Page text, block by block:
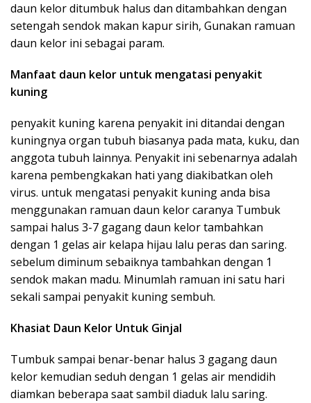
daun kelor ditumbuk halus dan ditambahkan dengan
setengah sendok makan kapur sirih, Gunakan ramuan
daun kelor ini sebagai param.
Manfaat daun kelor untuk mengatasi penyakit
kuning
penyakit kuning karena penyakit ini ditandai dengan
kuningnya organ tubuh biasanya pada mata, kuku, dan
anggota tubuh lainnya. Penyakit ini sebenarnya adalah
karena pembengkakan hati yang diakibatkan oleh
virus. untuk mengatasi penyakit kuning anda bisa
menggunakan ramuan daun kelor caranya Tumbuk
sampai halus 3-7 gagang daun kelor tambahkan
dengan 1 gelas air kelapa hijau lalu peras dan saring.
sebelum diminum sebaiknya tambahkan dengan 1
sendok makan madu. Minumlah ramuan ini satu hari
sekali sampai penyakit kuning sembuh.
Khasiat Daun Kelor Untuk Ginjal
Tumbuk sampai benar-benar halus 3 gagang daun
kelor kemudian seduh dengan 1 gelas air mendidih
diamkan beberapa saat sambil diaduk lalu saring.